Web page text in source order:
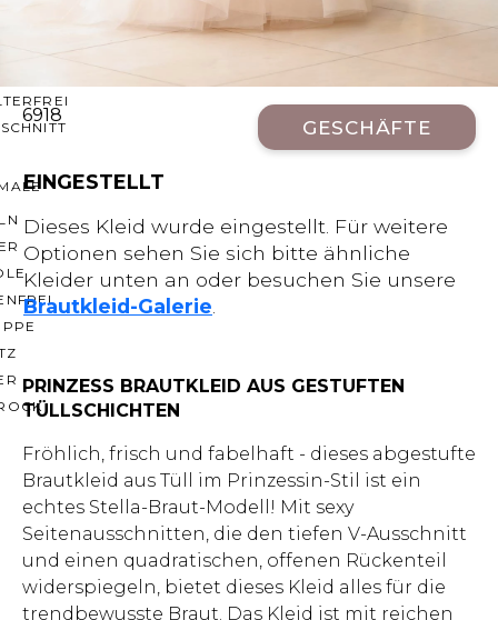
AUSSCHNITT
6918
GESCHÄFTE
EINGESTELLT
Dieses Kleid wurde eingestellt. Für weitere
Optionen sehen Sie sich bitte ähnliche
Kleider unten an oder besuchen Sie unsere
Brautkleid-Galerie
PRINZESS BRAUTKLEID AUS GESTUFTEN
TÜLLSCHICHTEN
Fröhlich, frisch und fabelhaft - dieses abgestufte
Brautkleid aus Tüll im Prinzessin-Stil ist ein
echtes Stella-Braut-Modell! Mit sexy
Seitenausschnitten, die den tiefen V-Ausschnitt
und einen quadratischen, offenen Rückenteil
widerspiegeln, bietet dieses Kleid alles für die
trendbewusste Braut. Das Kleid ist mit reichen